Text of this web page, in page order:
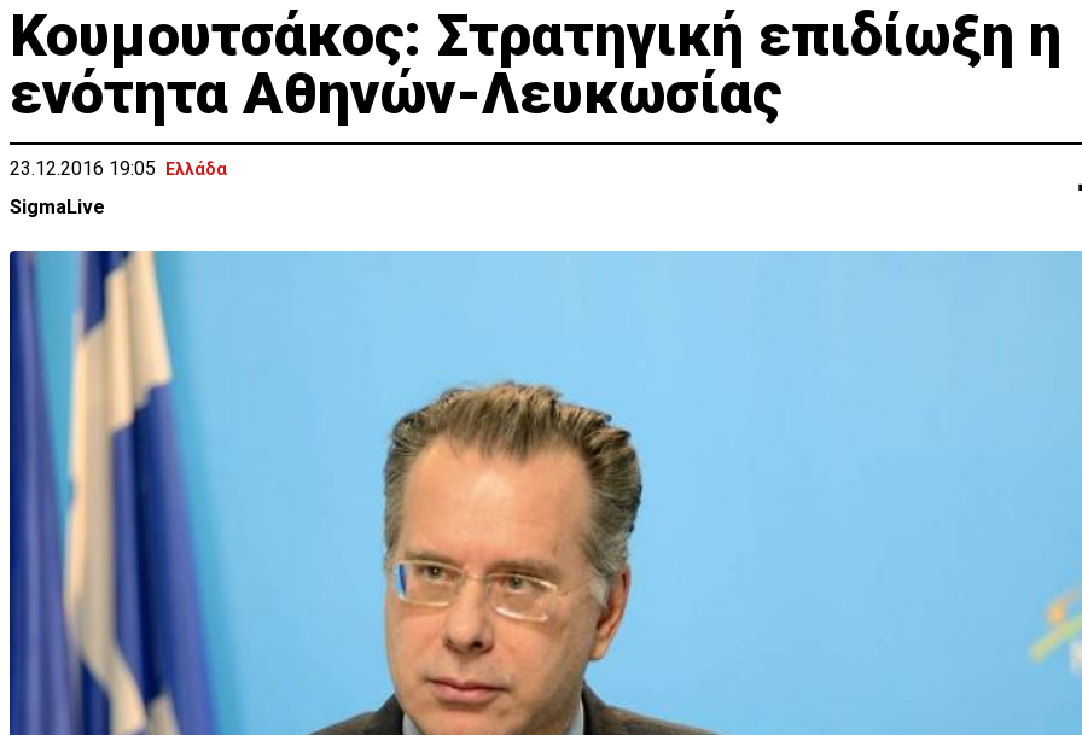
Κουμουτσάκος: Στρατηγική επιδίωξη η
ενότητα Αθηνών-Λευκωσίας
23.12.2016 19:05 Ελλάδα
SigmaLive